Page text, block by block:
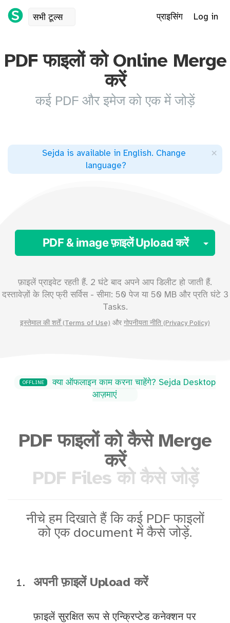
सभी टूल्स प्राइसिंग Log in
PDF फाइलों को Online Merge
करें
कई PDF और इमेज को एक में जोड़ें
Sejda is available in English. Change
language?
×
PDF & image फ़ाइलें Upload करें
फ़ाइलें प्राइवेट रहती हैं. 2 घंटे बाद अपने आप डिलीट हो जाती हैं.
दस्तावेज़ों के लिए फ्री सर्विस - सीमा: 50 पेज या 50 MB और प्रति घंटे 3
Tasks.
इस्तेमाल की शर्तें (Terms of Use) और गोपनीयता नीति (Privacy Policy)
OFFLINE
क्या ऑफलाइन काम करना चाहेंगे? Sejda Desktop
आज़माएं
PDF फाइलों को कैसे Merge
करें
PDF Files को कैसे जोड़ें
नीचे हम दिखाते हैं कि कई PDF फाइलों
को एक document में कैसे जोड़ें.
अपनी फ़ाइलें Upload करें
फ़ाइलें सुरक्षित रूप से एन्क्रिप्टेड कनेक्शन पर